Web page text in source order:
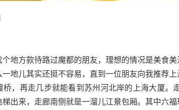
地方款待路过魔都的朋友，理想的情况是美食
地儿其实还挺不容易，直到一位朋友向我推荐上
桥，再走几步就能看到苏州河北岸的上海大厦。
出来，走廊南侧就是一溜儿江景包厢。其中六福